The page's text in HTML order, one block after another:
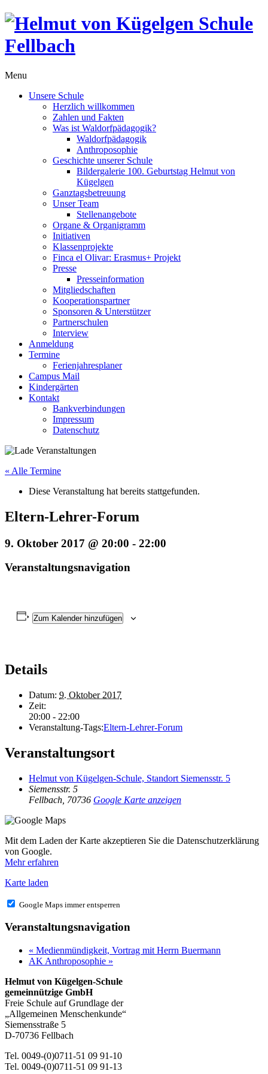
Menu
Unsere Schule
Herzlich willkommen
Zahlen und Fakten
Was ist Waldorfpädagogik?
Waldorfpädagogik
Anthroposophie
Geschichte unserer Schule
Bildergalerie 100. Geburtstag Helmut von
Kügelgen
Ganztagsbetreuung
Unser Team
Stellenangebote
Organe & Organigramm
Initiativen
Klassenprojekte
Finca el Olivar: Erasmus+ Projekt
Presse
Presseinformation
Mitgliedschaften
Kooperationspartner
Sponsoren & Unterstützer
Partnerschulen
Interview
Anmeldung
Termine
Ferienjahresplaner
Campus Mail
Kindergärten
Kontakt
Bankverbindungen
Impressum
Datenschutz
« Alle Termine
Diese Veranstaltung hat bereits stattgefunden.
Eltern-Lehrer-Forum
9. Oktober 2017 @ 20:00 - 22:00
Veranstaltungsnavigation
Zum Kalender hinzufügen
Details
Datum: 9. Oktober 2017
Zeit:
20:00 - 22:00
Veranstaltung-Tags:Eltern-Lehrer-Forum
Veranstaltungsort
Helmut von Kügelgen-Schule, Standort Siemensstr. 5
Siemensstr. 5
Fellbach 70736 Google Karte anzeigen
Mit dem Laden der Karte akzeptieren Sie die Datenschutzerklärung
von Google.
Mehr erfahren
Karte laden
Google Maps immer entsperren
Veranstaltungsnavigation
« Medienmündigkeit, Vortrag mit Herrn Buermann
AK Anthroposophie »
Helmut von Kügelgen-Schule
gemeinnützige GmbH
Freie Schule auf Grundlage der
„Allgemeinen Menschenkunde“
Siemensstraße 5
D-70736 Fellbach
Tel. 0049-(0)0711-51 09 91-10
Tel. 0049-(0)0711-51 09 91-13